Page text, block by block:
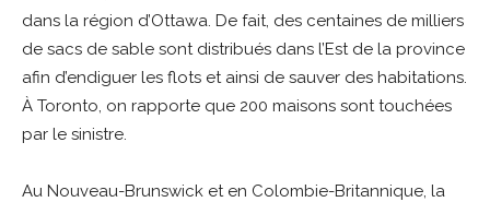
dans la région d’Ottawa. De fait, des centaines de milliers
de sacs de sable sont distribués dans l’Est de la province
afin d’endiguer les flots et ainsi de sauver des habitations.
À Toronto, on rapporte que 200 maisons sont touchées
par le sinistre.
Au Nouveau-Brunswick et en Colombie-Britannique, la